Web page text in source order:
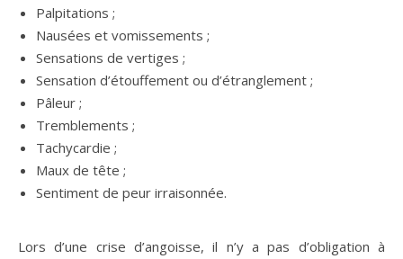
Palpitations ;
Nausées et vomissements ;
Sensations de vertiges ;
Sensation d’étouffement ou d’étranglement ;
Pâleur ;
Tremblements ;
Tachycardie ;
Maux de tête ;
Sentiment de peur irraisonnée.
Lors d’une crise d’angoisse, il n’y a pas d’obligation à